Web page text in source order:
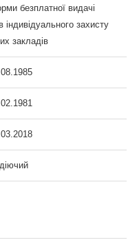
безплатної видачі
індивідуального захисту
закладів